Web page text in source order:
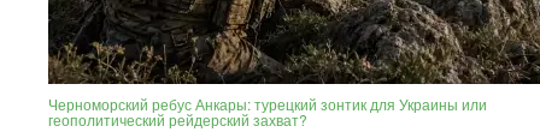
Черноморский ребус Анкары: турецкий зонтик для Украины или
геополитический рейдерский захват?